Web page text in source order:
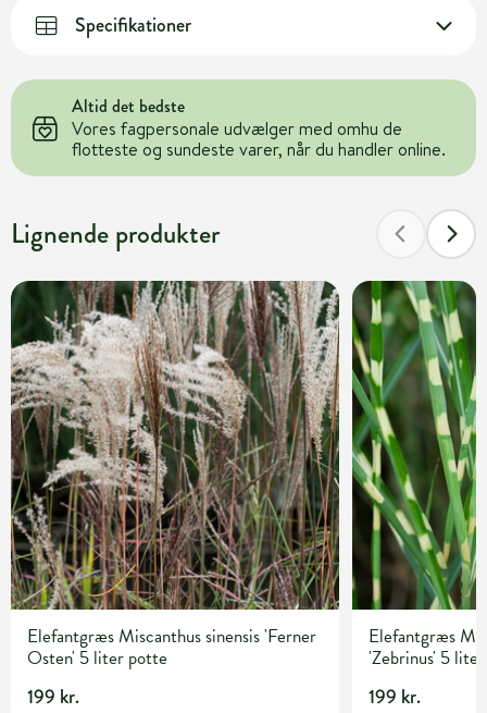
Specifikationer
Altid det bedste
Vores fagpersonale udvælger med omhu de
flotteste og sundeste varer, når du handler online.
Lignende produkter
Elefantgræs Miscanthus sinensis 'Ferner
Osten' 5 liter potte
199 kr.
Elefantgræs
'Zebrinus' 5
199 kr.